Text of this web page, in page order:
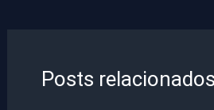
Posts relacionados